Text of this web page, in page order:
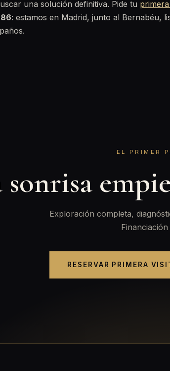
una solución definitiva. Pide tu
: estamos en Madrid, junto al Bernabéu,
EL PRIMER
sonrisa
Exploración completa,
RESERVAR PRIMERA